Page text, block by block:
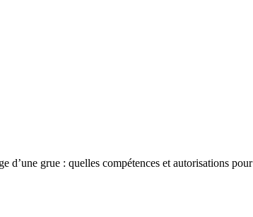
d’une grue : quelles compétences et autorisations